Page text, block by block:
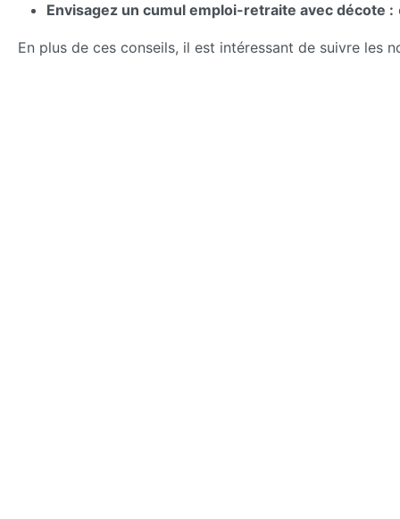
Envisagez un cumul emploi-retraite avec décote :
En plus de ces conseils, il est intéressant de suivre les